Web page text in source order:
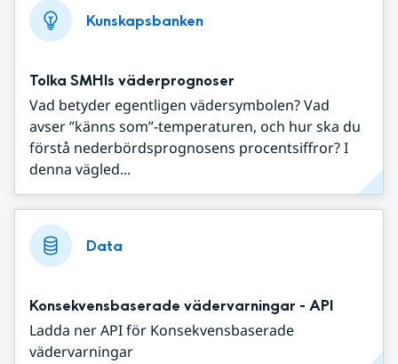
Kunskapsbanken
Tolka SMHIs väderprognoser
Vad betyder egentligen vädersymbolen? Vad
avser ”känns som”-temperaturen, och hur ska du
förstå nederbördsprognosens procentsiffror? I
denna vägled...
Data
Konsekvensbaserade vädervarningar - API
Ladda ner API för Konsekvensbaserade
vädervarningar